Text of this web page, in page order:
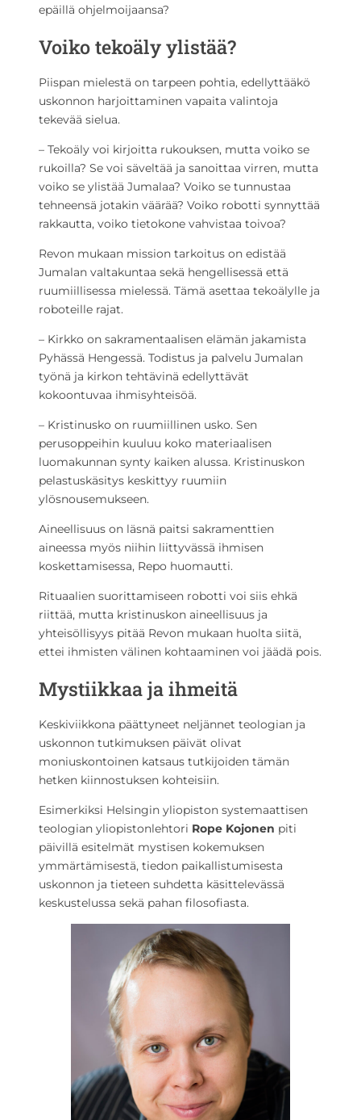
epäillä ohjelmoijaansa?
Voiko tekoäly ylistää?
Piispan mielestä on tarpeen pohtia, edellyttääkö
uskonnon harjoittaminen vapaita valintoja
tekevää sielua.
– Tekoäly voi kirjoitta rukouksen, mutta voiko se
rukoilla? Se voi säveltää ja sanoittaa virren, mutta
voiko se ylistää Jumalaa? Voiko se tunnustaa
tehneensä jotakin väärää? Voiko robotti synnyttää
rakkautta, voiko tietokone vahvistaa toivoa?
Revon mukaan mission tarkoitus on edistää
Jumalan valtakuntaa sekä hengellisessä että
ruumiillisessa mielessä. Tämä asettaa tekoälylle ja
roboteille rajat.
– Kirkko on sakramentaalisen elämän jakamista
Pyhässä Hengessä. Todistus ja palvelu Jumalan
työnä ja kirkon tehtävinä edellyttävät
kokoontuvaa ihmisyhteisöä.
– Kristinusko on ruumiillinen usko. Sen
perusoppeihin kuuluu koko materiaalisen
luomakunnan synty kaiken alussa. Kristinuskon
pelastuskäsitys keskittyy ruumiin
ylösnousemukseen.
Aineellisuus on läsnä paitsi sakramenttien
aineessa myös niihin liittyvässä ihmisen
koskettamisessa, Repo huomautti.
Rituaalien suorittamiseen robotti voi siis ehkä
riittää, mutta kristinuskon aineellisuus ja
yhteisöllisyys pitää Revon mukaan huolta siitä,
ettei ihmisten välinen kohtaaminen voi jäädä pois.
Mystiikkaa ja ihmeitä
Keskiviikkona päättyneet neljännet teologian ja
uskonnon tutkimuksen päivät olivat
moniuskontoinen katsaus tutkijoiden tämän
hetken kiinnostuksen kohteisiin.
Esimerkiksi Helsingin yliopiston systemaattisen
teologian yliopistonlehtori Rope Kojonen piti
päivillä esitelmät mystisen kokemuksen
ymmärtämisestä, tiedon paikallistumisesta
uskonnon ja tieteen suhdetta käsittelevässä
keskustelussa sekä pahan filosofiasta.